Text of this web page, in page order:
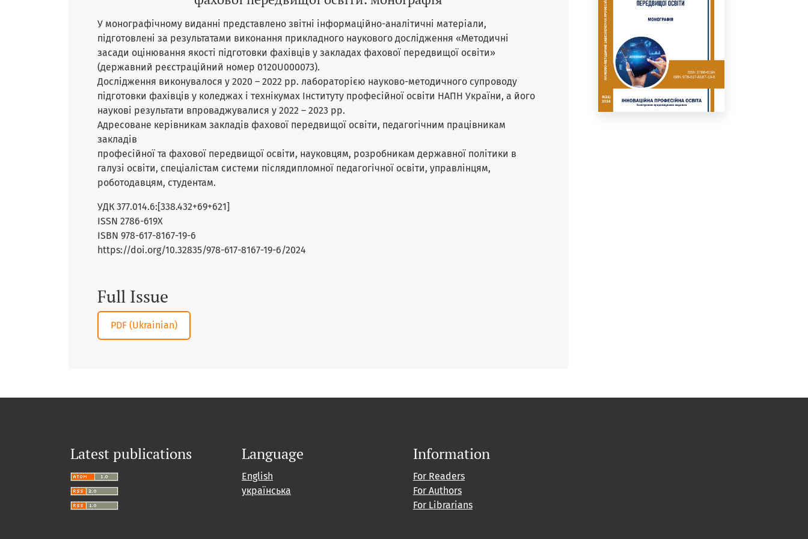
У монографічному виданні представлено звітні інформаційно-аналітичні матеріали,
підготовлені за результатами виконання прикладного наукового дослідження «Методичні
засади оцінювання якості підготовки фахівців у закладах фахової передвищої освіти»
(державний реєстраційний номер 0120U000073).
Дослідження виконувалося у 2020 – 2022 рр. лабораторією науково-методичного супроводу
підготовки фахівців у коледжах і технікумах Інституту професійної освіти НАПН України, а його
наукові результати впроваджувалися у 2022 – 2023 рр.
Адресоване керівникам закладів фахової передвищої освіти, педагогічним працівникам
закладів
професійної та фахової передвищої освіти, науковцям, розробникам державної політики в
галузі освіти, спеціалістам системи післядипломної педагогічної освіти, управлінцям,
роботодавцям, студентам.
УДК 377.014.6:[338.432+69+621]
ISSN 2786-619Х
ISBN 978-617-8167-19-6
https://doi.org/10.32835/978-617-8167-19-6/2024
Full Issue
Requires Subscription
PDF (Ukrainian)
Latest publications Language
English
українська
Information
For Readers
For Authors
For Librarians